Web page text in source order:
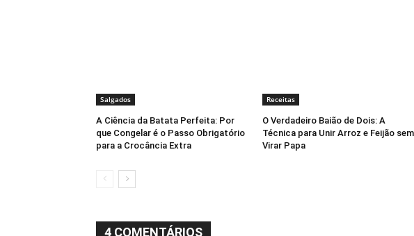
Salgados
A Ciência da Batata Perfeita: Por
que Congelar é o Passo Obrigatório
para a Crocância Extra
Receitas
O Verdadeiro Baião de Dois: A
Técnica para Unir Arroz e Feijão sem
Virar Papa
4 COMENTÁRIOS